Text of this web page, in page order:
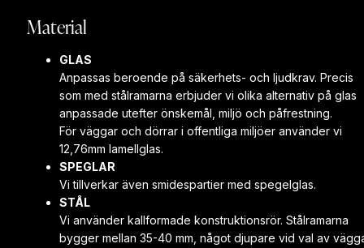
Material
GLAS
Anpassas beroende på säkerhets- och ljudkrav. Precis
som med stålramarna erbjuder vi olika alternativ på glas
anpassade utefter önskemål, miljö och påfrestning.
För väggar och dörrar i offentliga miljöer använder vi
12,76mm lamellglas.
SPEGLAR
Vi tillverkar även smidespartier med spegelglas.
STÅL
Vi använder kallformade konstruktionsrör. Stålramarna
bygger mellan 35-40 mm, något djupare vid val av